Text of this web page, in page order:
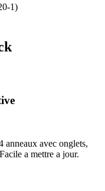
1)
anneaux avec onglets,
a mettre a jour.